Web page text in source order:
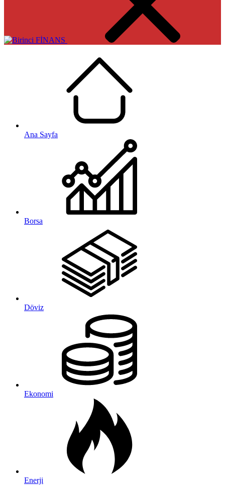
Ana Sayfa
Borsa
Döviz
Ekonomi
Enerji